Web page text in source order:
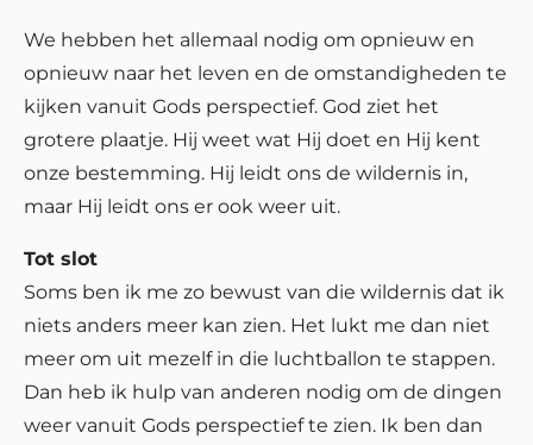
We hebben het allemaal nodig om opnieuw en
opnieuw naar het leven en de omstandigheden te
kijken vanuit Gods perspectief. God ziet het
grotere plaatje. Hij weet wat Hij doet en Hij kent
onze bestemming. Hij leidt ons de wildernis in,
maar Hij leidt ons er ook weer uit.
Tot slot
Soms ben ik me zo bewust van die wildernis dat ik
niets anders meer kan zien. Het lukt me dan niet
meer om uit mezelf in die luchtballon te stappen.
Dan heb ik hulp van anderen nodig om de dingen
weer vanuit Gods perspectief te zien. Ik ben dan